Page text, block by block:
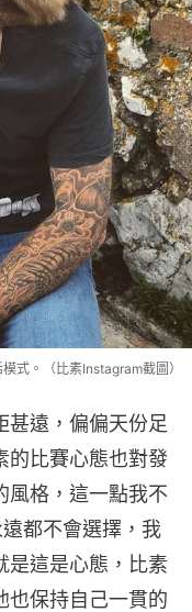
式。（比素Instagram截圖）
甚遠，偏偏天份足
的比賽心態也對發
風格，這一點我不
都不會選擇，我
是這是心態，比素
也保持自己一貫的